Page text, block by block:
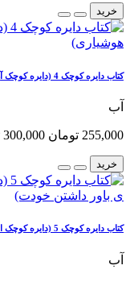
خرید
کتاب دایره کوچک 4 (دایره کوچک آرامش:داستانی درباره ی هوشیاری)
آب
255,000 تومان 300,000 تومان
خرید
کتاب دایره کوچک 5 (دایره کوچک اعتماد به نفس:داستانی درباره ی باور داشتن خودت)
آب